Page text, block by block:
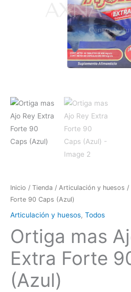
Inicio / Tienda / Articulación y huesos /
Forte 90 Caps (Azul)
Articulación y huesos, Todos
Ortiga mas
Extra Forte
(Azul)